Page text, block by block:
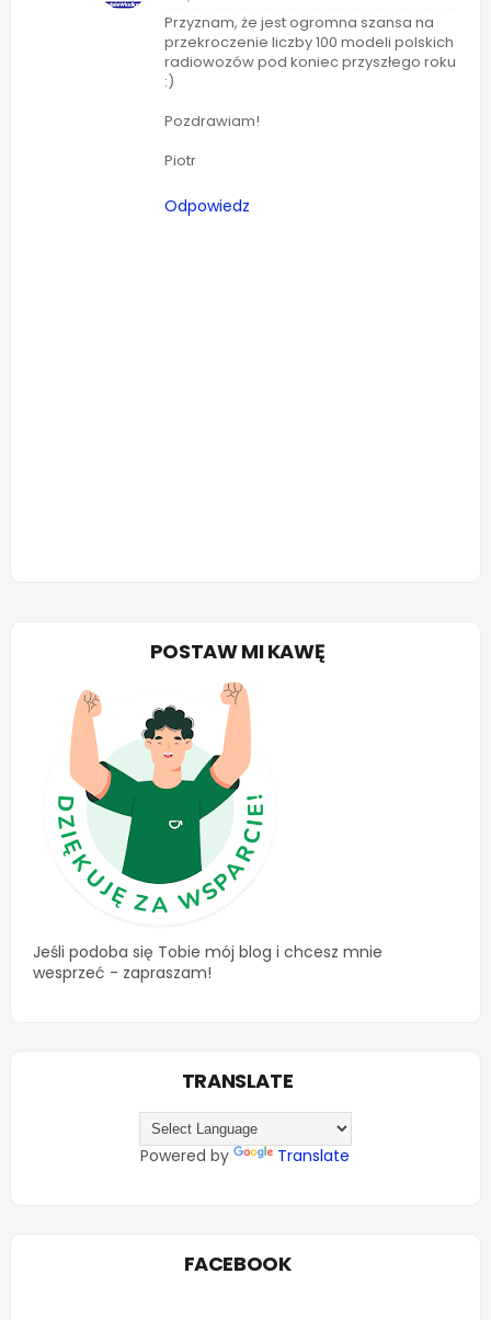
Przyznam, że jest ogromna szansa na
przekroczenie liczby 100 modeli polskich
radiowozów pod koniec przyszłego roku
:)
Pozdrawiam!
Piotr
Odpowiedz
POSTAW MI KAWĘ
Jeśli podoba się Tobie mój blog i chcesz mnie
wesprzeć - zapraszam!
TRANSLATE
Powered by Translate
FACEBOOK